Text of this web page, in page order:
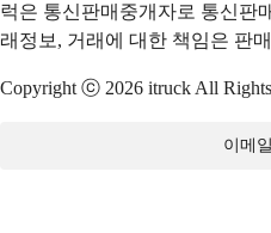
럭은 통신판매중개자로 통신판
래정보, 거래에 대한 책임은 판
Copyright ⓒ 2026 itruck All Rights
이메